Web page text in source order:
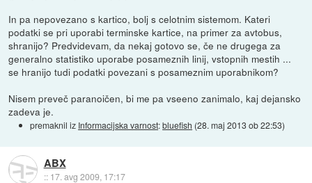
In pa nepovezano s kartico, bolj s celotnim sistemom. Kateri
podatki se pri uporabi terminske kartice, na primer za avtobus,
shranijo? Predvidevam, da nekaj gotovo se, če ne drugega za
generalno statistiko uporabe posameznih linij, vstopnih mestih ...
se hranijo tudi podatki povezani s posameznim uporabnikom?
Nisem preveč paranoičen, bi me pa vseeno zanimalo, kaj dejansko
zadeva je.
premaknil iz Informacijska varnost:bluefish (28. maj 2013 ob 22:53)
ABX
:: 17. avg 2009, 17:17